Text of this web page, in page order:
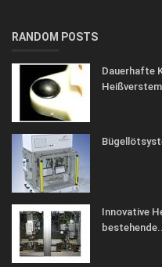
RANDOM POSTS
Innovative
bestehende...